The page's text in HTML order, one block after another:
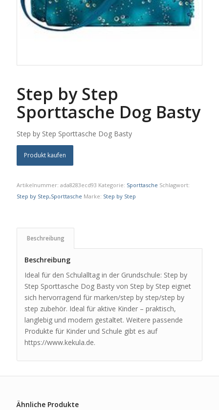
Step by Step
Sporttasche Dog Basty
Step by Step Sporttasche Dog Basty
Produkt kaufen
Artikelnummer: ada8283ecd93 Kategorie: Sporttasche Schlagwort:
Step by Step,Sporttasche Marke: Step by Step
Beschreibung
Beschreibung
Ideal für den Schulalltag in der Grundschule: Step by
Step Sporttasche Dog Basty von Step by Step eignet
sich hervorragend für marken/step by step/step by
step zubehör. Ideal für aktive Kinder – praktisch,
langlebig und modern gestaltet. Weitere passende
Produkte für Kinder und Schule gibt es auf
https://www.kekula.de.
Ähnliche Produkte